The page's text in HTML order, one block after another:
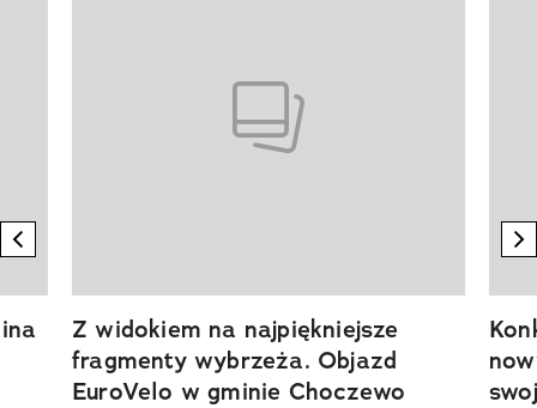
previous element
Z widokiem na najpiękniejsze
fragmenty wybrzeża. Objazd
EuroVelo w gminie Choczewo